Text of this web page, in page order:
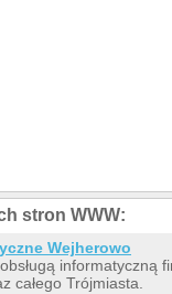
stron WWW:
Wejherowo
informatyczną
całego Trójmiasta.